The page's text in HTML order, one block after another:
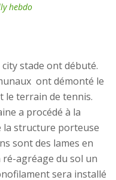
hebdo
stade ont débuté.
ont démonté le
le terrain de tennis.
a procédé à la
structure porteuse
sont des lames en
agréage du sol un
sera installé